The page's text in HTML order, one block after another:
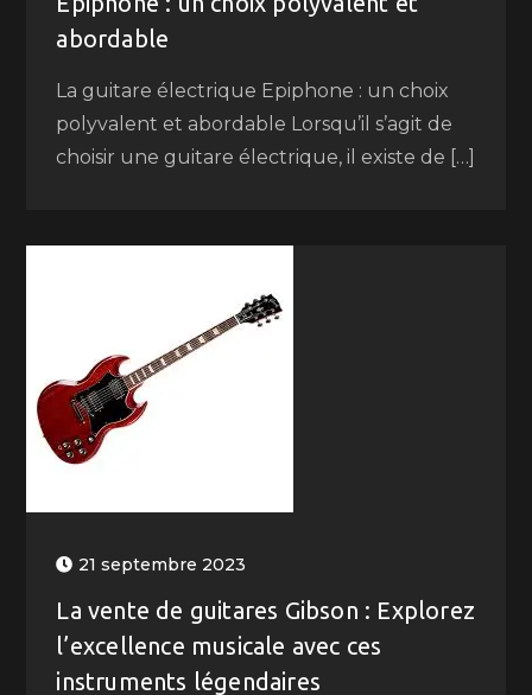
abordable
La guitare électrique Epiphone : un choix
polyvalent et abordable Lorsqu’il s’agit de
choisir une guitare électrique, il existe de […]
21 septembre 2023
La vente de guitares Gibson : Explorez
l’excellence musicale avec ces
instruments légendaires